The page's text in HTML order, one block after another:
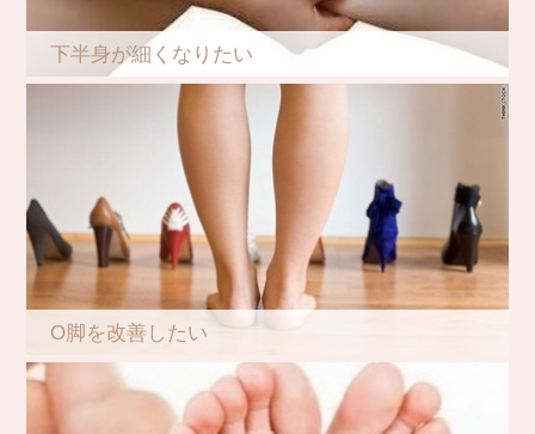
下半身が細くなりたい
O脚を改善したい